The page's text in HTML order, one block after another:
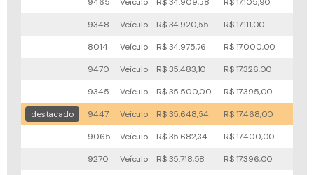
9348
Veículo R$ 34.920,55 R$ 17.111,00
8014
Veículo R$ 34.975,76 R$ 17.000,00
9470
Veículo R$ 35.483,10 R$ 17.326,00
9345
Veículo R$ 35.500,00 R$ 17.395,00
destacado
9447 Veículo R$ 35.648,54 R$ 17.468,00
9065
Veículo R$ 35.682,34 R$ 17.400,00
9270
Veículo R$ 35.718,58 R$ 17.396,00